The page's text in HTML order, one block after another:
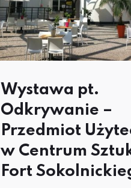
Wystawa pt.
Odkrywanie –
Przedmiot
w Centrum
Fort